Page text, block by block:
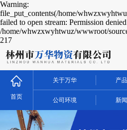
Warning:
file_put_contents(/home/
failed to open stream: Permission
/home/whwzxwyhtwuz/wwwroot/
217
首页
关于万华 产
公司环境 新